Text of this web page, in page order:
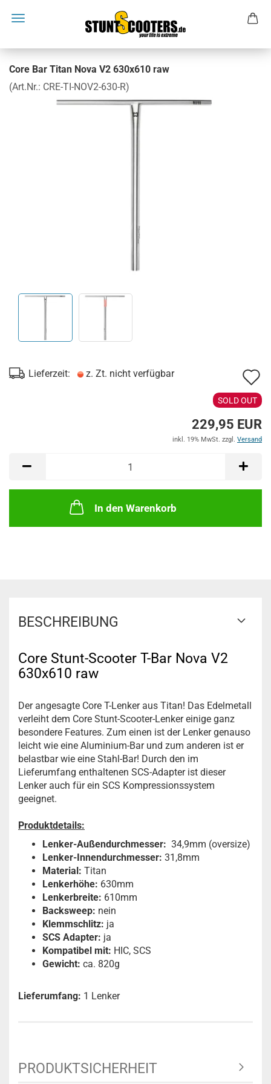
Core Bar Titan Nova V2 630x610 raw
(Art.Nr.: CRE-TI-NOV2-630-R)
Lieferzeit: z. Zt. nicht verfügbar
SOLD OUT
229,95 EUR
inkl. 19% MwSt. zzgl. Versand
In den Warenkorb
BESCHREIBUNG
Core Stunt-Scooter T-Bar Nova V2
630x610 raw
Der angesagte Core T-Lenker aus Titan! Das Edelmetall
verleiht dem Core Stunt-Scooter-Lenker einige ganz
besondere Features. Zum einen ist der Lenker genauso
leicht wie eine Aluminium-Bar und zum anderen ist er
belastbar wie eine Stahl-Bar! Durch den im
Lieferumfang enthaltenen SCS-Adapter ist dieser
Lenker auch für ein SCS Kompressionssystem
geeignet.
Produktdetails:
Lenker-Außendurchmesser: 34,9mm (oversize)
Lenker-Innendurchmesser: 31,8mm
Material: Titan
Lenkerhöhe: 630mm
Lenkerbreite: 610mm
Backsweep: nein
Klemmschlitz: ja
SCS Adapter: ja
Kompatibel mit: HIC, SCS
Gewicht: ca. 820g
Lieferumfang: 1 Lenker
PRODUKTSICHERHEIT